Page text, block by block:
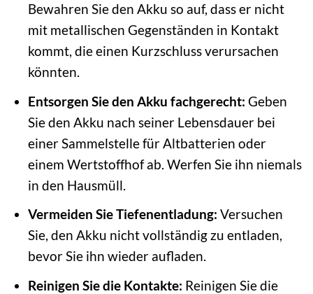
Bewahren Sie den Akku so auf, dass er nicht
mit metallischen Gegenständen in Kontakt
kommt, die einen Kurzschluss verursachen
könnten.
Entsorgen Sie den Akku fachgerecht: Geben
Sie den Akku nach seiner Lebensdauer bei
einer Sammelstelle für Altbatterien oder
einem Wertstoffhof ab. Werfen Sie ihn niemals
in den Hausmüll.
Vermeiden Sie Tiefenentladung: Versuchen
Sie, den Akku nicht vollständig zu entladen,
bevor Sie ihn wieder aufladen.
Reinigen Sie die Kontakte: Reinigen Sie die